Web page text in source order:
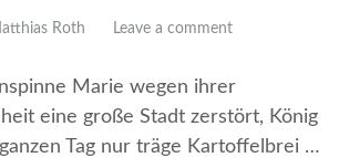
Roth Leave a comment
Marie wegen ihrer
eine große Stadt zerstört, König
Tag nur träge Kartoffelbrei …